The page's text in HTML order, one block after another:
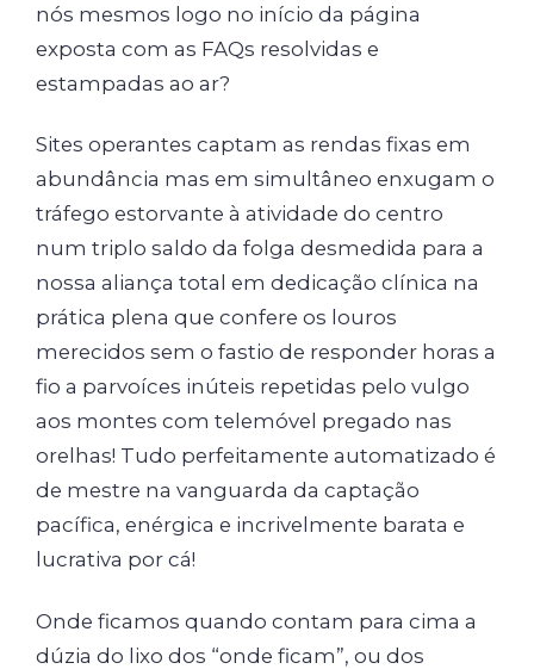
nós mesmos logo no início da página
exposta com as FAQs resolvidas e
estampadas ao ar?
Sites operantes captam as rendas fixas em
abundância mas em simultâneo enxugam o
tráfego estorvante à atividade do centro
num triplo saldo da folga desmedida para a
nossa aliança total em dedicação clínica na
prática plena que confere os louros
merecidos sem o fastio de responder horas a
fio a parvoíces inúteis repetidas pelo vulgo
aos montes com telemóvel pregado nas
orelhas! Tudo perfeitamente automatizado é
de mestre na vanguarda da captação
pacífica, enérgica e incrivelmente barata e
lucrativa por cá!
Onde ficamos quando contam para cima a
dúzia do lixo dos “onde ficam”, ou dos